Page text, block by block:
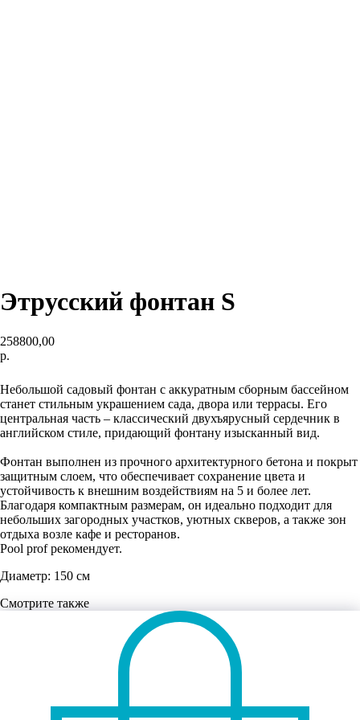
Этрусский фонтан S
258800,00
р.
Небольшой садовый фонтан с аккуратным сборным бассейном
станет стильным украшением сада, двора или террасы. Его
центральная часть – классический двухъярусный сердечник в
английском стиле, придающий фонтану изысканный вид.
Фонтан выполнен из прочного архитектурного бетона и покрыт
защитным слоем, что обеспечивает сохранение цвета и
устойчивость к внешним воздействиям на 5 и более лет.
Благодаря компактным размерам, он идеально подходит для
небольших загородных участков, уютных скверов, а также зон
отдыха возле кафе и ресторанов.
Pool prof рекомендует.
Диаметр: 150 см
Смотрите также